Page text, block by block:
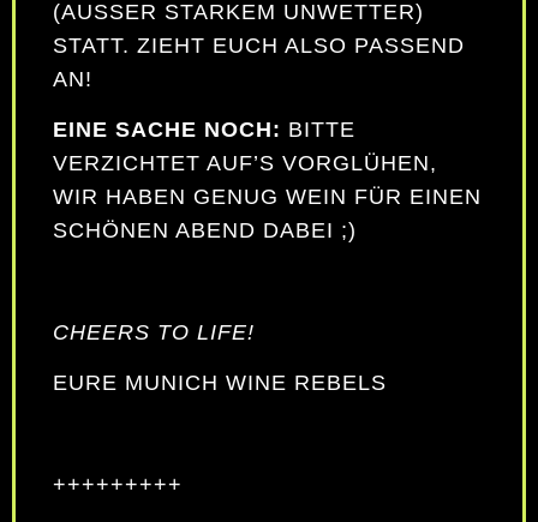
AUSSER STARKEM UNWETTER) ST
ATT. ZIEHT EUCH ALSO PASSEND AN
!
EINE SACHE NOCH: BITTE
VERZICHTET AUF’S VORGLÜHEN,
WIR HABEN GENUG WEIN FÜR EINEN
SCHÖNEN ABEND DABEI ;)
CHEERS TO LIFE!
EURE MUNICH WINE REBELS
+++++++++